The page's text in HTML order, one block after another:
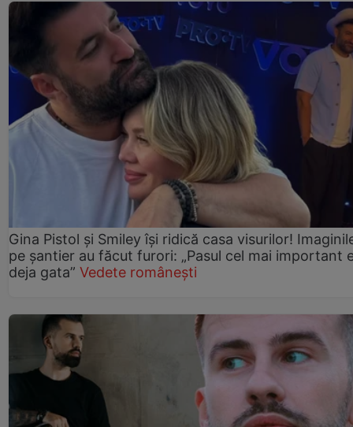
Gina Pistol și Smiley își ridică casa visurilor!
pe șantier au făcut furori: „Pasul cel mai important
deja gata” Vedete românești